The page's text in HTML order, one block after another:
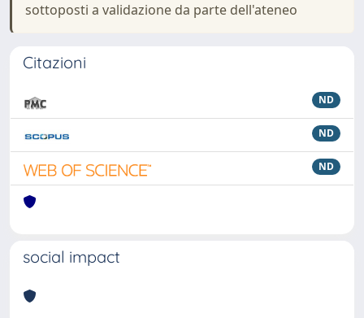
sottoposti a validazione da parte dell'ateneo
Citazioni
ND
ND
ND
social impact